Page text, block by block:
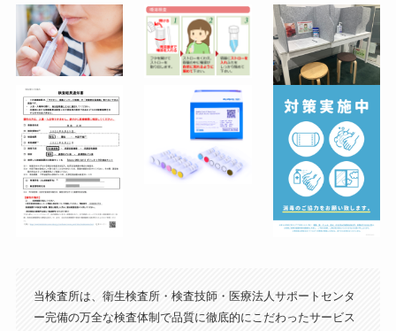
●渋谷駅ハチ公前からの行き方（徒歩
2分）
JR渋谷駅「ハチ公口」から降りてス
クランブル交差点をTSUTAYAの左脇
に続くセンター街入口をまっすぐ進み
ます
当検査所は、衛生検査所・検査技師・医療法人サポートセンタ
ー完備の万全な検査体制で品質に徹底的にこだわったサービス